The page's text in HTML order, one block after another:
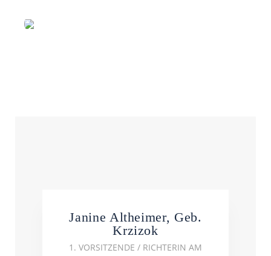
Janine Altheimer, Geb.
Krzizok
1. VORSITZENDE / RICHTERIN AM